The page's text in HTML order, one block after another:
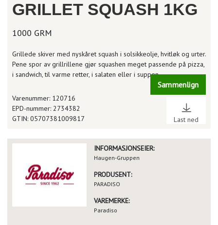
GRILLET SQUASH 1KG
1000 GRM
Grillede skiver med nyskåret squash i solsikkeolje, hvitløk og urter.
Pene spor av grillrillene gjør squashen meget passende på pizza,
i sandwich, til varme retter, i salaten eller i suppen.
Sammenlign
Last ned
Varenummer: 120716
EPD-nummer: 2734382
GTIN: 05707381009817
INFORMASJONSEIER:
Haugen-Gruppen
PRODUSENT:
PARADISO
VAREMERKE:
Paradiso